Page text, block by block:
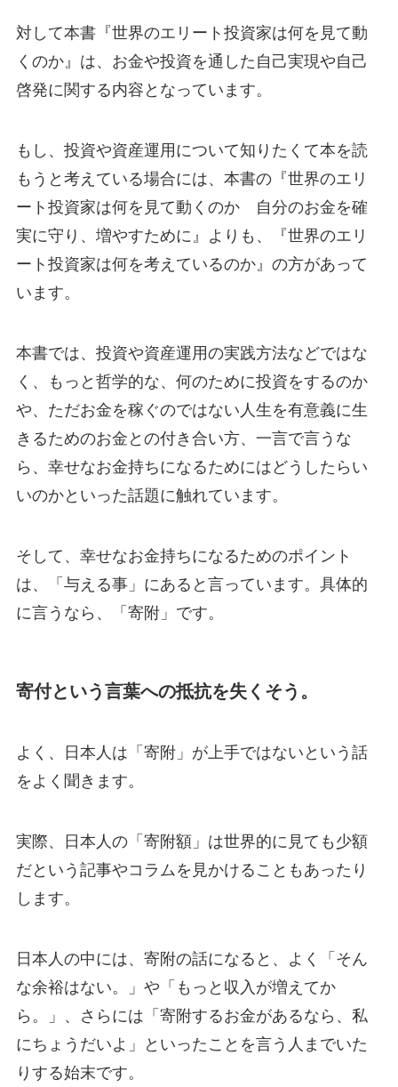
対して本書『世界のエリート投資家は何を見て動
くのか』は、お金や投資を通した自己実現や自己
啓発に関する内容となっています。
もし、投資や資産運用について知りたくて本を読
もうと考えている場合には、本書の『世界のエリ
ート投資家は何を見て動くのか 自分のお金を確
実に守り、増やすために』よりも、『世界のエリ
ート投資家は何を考えているのか』の方があって
います。
本書では、投資や資産運用の実践方法などではな
く、もっと哲学的な、何のために投資をするのか
や、ただお金を稼ぐのではない人生を有意義に生
きるためのお金との付き合い方、一言で言うな
ら、幸せなお金持ちになるためにはどうしたらい
いのかといった話題に触れています。
そして、幸せなお金持ちになるためのポイント
は、「与える事」にあると言っています。具体的
に言うなら、「寄附」です。
寄付という言葉への抵抗を失くそう。
よく、日本人は「寄附」が上手ではないという話
をよく聞きます。
実際、日本人の「寄附額」は世界的に見ても少額
だという記事やコラムを見かけることもあったり
します。
日本人の中には、寄附の話になると、よく「そん
な余裕はない。」や「もっと収入が増えてか
ら。」、さらには「寄附するお金があるなら、私
にちょうだいよ」といったことを言う人までいた
りする始末です。